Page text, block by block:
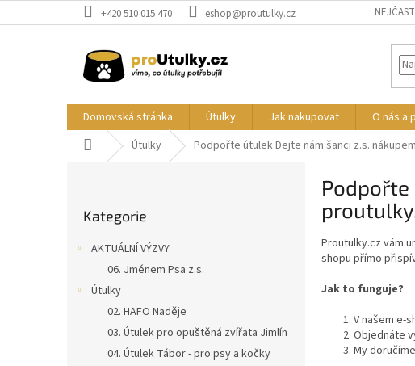
na
+420 510 015 470 eshop@proutulky.cz
Domovská stránka Útulky Jak nakupovat O nás a
Domů Útulky Podpořte útulek Dejte nám šanci z.s.
kategorie
Kategorie
AKTUÁLNÍ VÝZVY
06. Jménem Psa z.s.
Útulky
02. HAFO Naděje
03. Útulek pro opuštěná zvířata Jimlín
04. Útulek Tábor - pro psy a kočky
Podpořte
Proutulky.cz vám
shopu přímo
Jak to funguje?
V našem e-
Objednáte
My